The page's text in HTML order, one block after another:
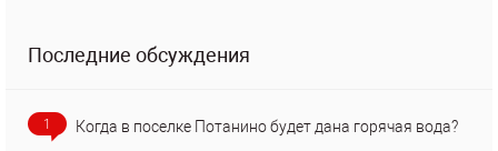
Последние обсуждения
1 Когда в поселке Потанино будет дана горячая вода?